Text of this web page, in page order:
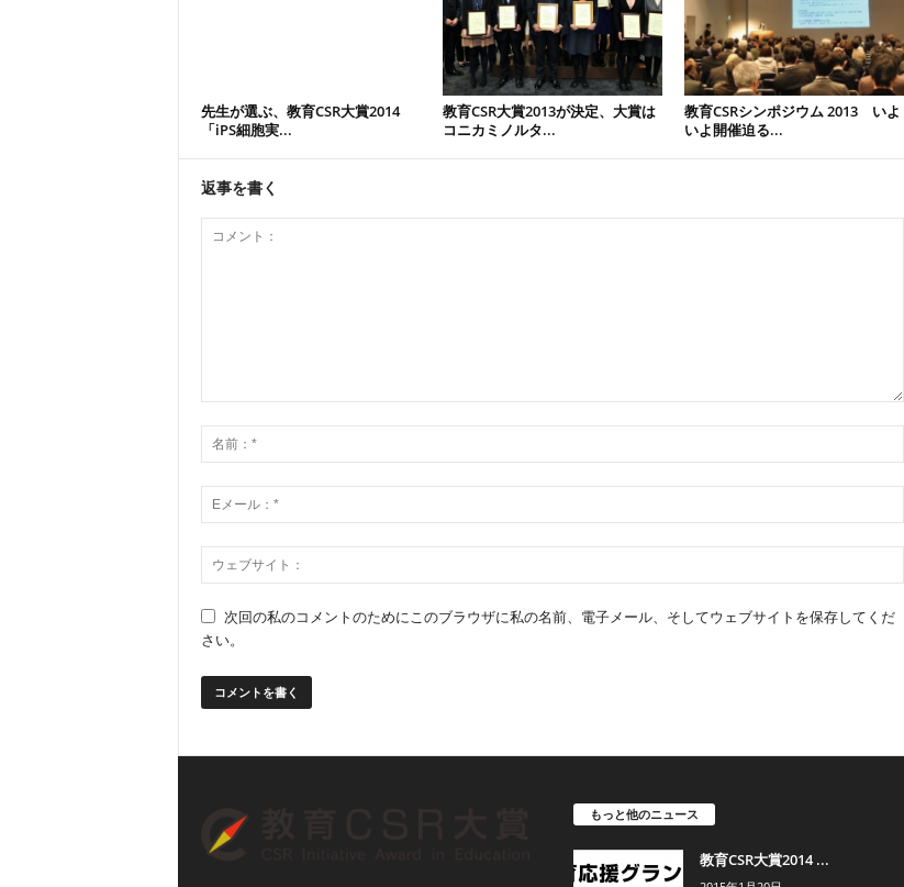
先生が選ぶ、教育CSR大賞2014
「iPS細胞実...
教育CSR大賞2013が決定、大賞は
コニカミノルタ...
教育CSRシンポジウム 2013 いよ
いよ開催迫る...
返事を書く
次回の私のコメントのためにこのブラウザに私の名前、電子メール、そしてウェブサイトを保存してくだ
さい。
もっと他のニュース
教育CSR大賞2014 ...